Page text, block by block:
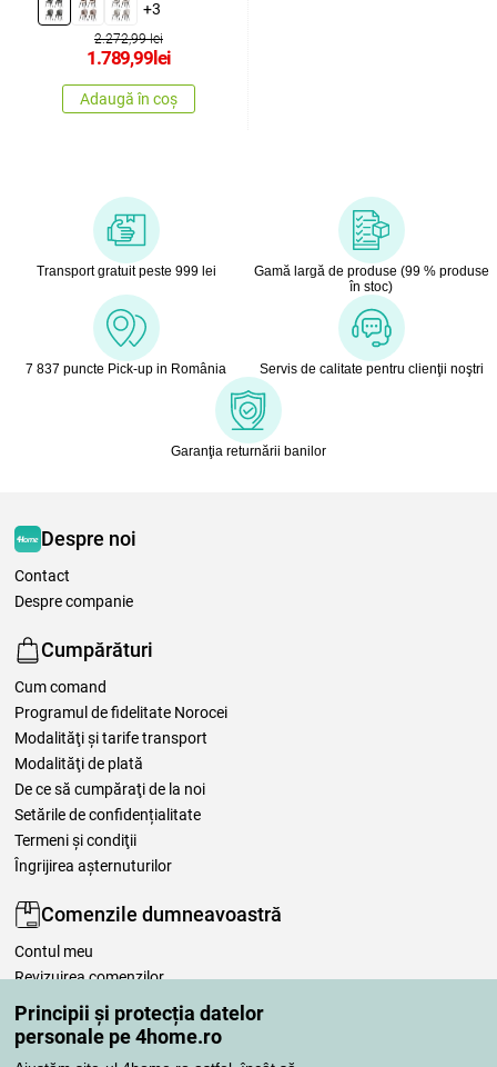
Principii și protecția datelor
personale pe 4home.ro
+3
2.272,99 lei
1.789,99 lei
Adaugă în coș
Transport gratuit peste 999 lei
Gamă largă de produse (99 % produse
în stoc)
7 837 puncte Pick-up in România Servis de calitate pentru clienţii noştri
Garanţia returnării banilor
Despre noi
Contact
Despre companie
Cumpărături
Cum comand
Programul de fidelitate Norocei
Modalităţi şi tarife transport
Modalităţi de plată
De ce să cumpăraţi de la noi
Setările de confidențialitate
Termeni şi condiţii
Îngrijirea așternuturilor
Comenzile dumneavoastră
Contul meu
Revizuirea comenzilor
Reclamaţii
Retragere de la contract
Regulile de procesare a recenziilor